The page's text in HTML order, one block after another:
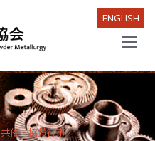
ENGLISH
Main
共催・協賛行事